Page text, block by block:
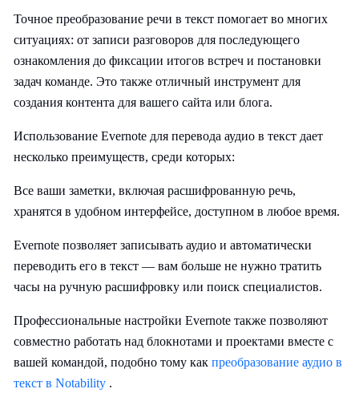
Точное преобразование речи в текст помогает во многих
ситуациях: от записи разговоров для последующего
ознакомления до фиксации итогов встреч и постановки
задач команде. Это также отличный инструмент для
создания контента для вашего сайта или блога.
Использование Evernote для перевода аудио в текст дает
несколько преимуществ, среди которых:
Все ваши заметки, включая расшифрованную речь,
хранятся в удобном интерфейсе, доступном в любое время.
Evernote позволяет записывать аудио и автоматически
переводить его в текст — вам больше не нужно тратить
часы на ручную расшифровку или поиск специалистов.
Профессиональные настройки Evernote также позволяют
совместно работать над блокнотами и проектами вместе с
вашей командой, подобно тому как преобразование аудио в
текст в Notability .